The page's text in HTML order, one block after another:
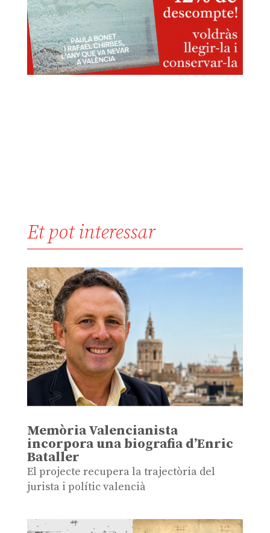
Et pot interessar
Memòria Valencianista
incorpora una biografia d’Enric
Bataller
El projecte recupera la trajectòria del
jurista i polític valencià